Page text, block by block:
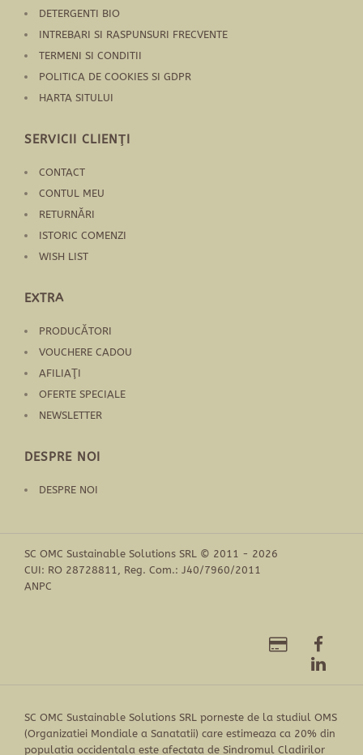
DETERGENTI BIO
INTREBARI SI RASPUNSURI FRECVENTE
TERMENI SI CONDITII
POLITICA DE COOKIES SI GDPR
HARTA SITULUI
SERVICII CLIENŢI
CONTACT
CONTUL MEU
RETURNĂRI
ISTORIC COMENZI
WISH LIST
EXTRA
PRODUCĂTORI
VOUCHERE CADOU
AFILIAŢI
OFERTE SPECIALE
NEWSLETTER
DESPRE NOI
DESPRE NOI
SC OMC Sustainable Solutions SRL © 2011 - 2026
CUI: RO 28728811, Reg. Com.: J40/7960/2011
ANPC
SC OMC Sustainable Solutions SRL porneste de la studiul OMS
(Organizatiei Mondiale a Sanatatii) care estimeaza ca 20% din
populatia occidentala este afectata de Sindromul Cladirilor